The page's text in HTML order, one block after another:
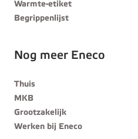
Warmte-etiket
Begrippenlijst
Nog meer Eneco
Thuis
MKB
Grootzakelijk
Werken bij Eneco